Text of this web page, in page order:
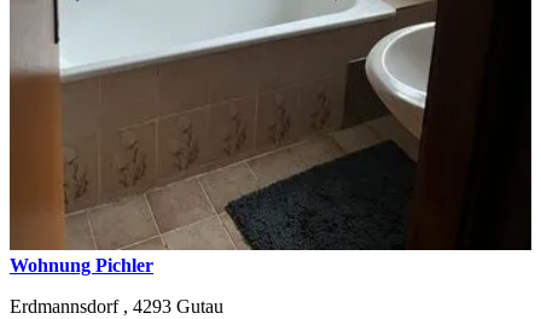
Wohnung Pichler
Erdmannsdorf , 4293 Gutau